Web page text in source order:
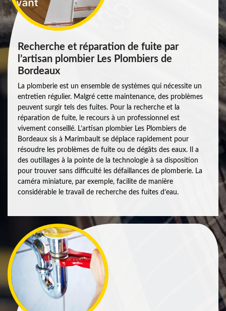
Recherche et réparation de fuite par
l’artisan plombier Les Plombiers de
Bordeaux
La plomberie est un ensemble de systèmes qui nécessite un
entretien régulier. Malgré cette maintenance, des problèmes
peuvent surgir tels des fuites. Pour la recherche et la
réparation de fuite, le recours à un professionnel est
vivement conseillé. L’artisan plombier Les Plombiers de
Bordeaux sis à Marimbault se déplace rapidement pour
résoudre les problèmes de fuite ou de dégâts des eaux. Il a
des outillages à la pointe de la technologie à sa disposition
pour trouver sans difficulté les défaillances de plomberie. La
caméra miniature, par exemple, facilite de manière
considérable le travail de recherche des fuites d’eau.